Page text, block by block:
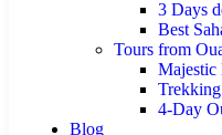
3 Days
Best
Tours from
Majestic
4-Day
Blog